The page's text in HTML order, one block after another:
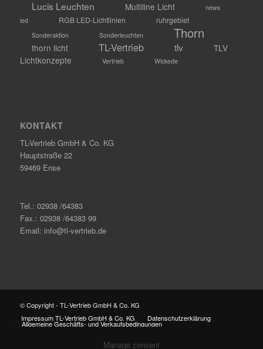
Lucis Leuchten
Multiline Licht
news
led
RGB LED-Lichtlinien ruhrgebiet
Sonderaktion Sonderleuchten Thorn
thorn licht TL-Vertrieb tlv
TLV
Lichtkonzepte
Vertrieb Wickede
KONTAKT
TL-Vertrieb GmbH & Co. KG
Hauptstraße 22
59469 Ense
Tel.: 02938 /64383
Fax.: 02938 /64383 99
Email: info@tl-vertrieb.de
© Copyright - TL-Vertrieb GmbH & Co. KG
Impressum TL-Vertrieb GmbH & Co. KG
Datenschutzerklärung
Allgemeine Geschäfts- und Verkaufsbedingungen
Manage consent